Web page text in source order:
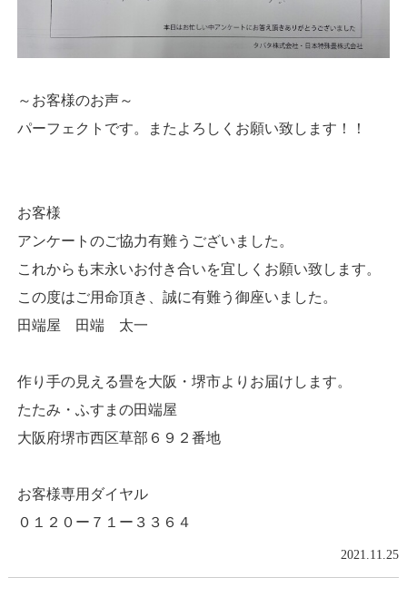
～お客様のお声～
パーフェクトです。またよろしくお願い致します！！
お客様
アンケートのご協力有難うございました。
これからも末永いお付き合いを宜しくお願い致します。
この度はご用命頂き、誠に有難う御座いました。
田端屋 田端 太一
作り手の見える畳を大阪・堺市よりお届けします。
たたみ・ふすまの田端屋
大阪府堺市西区草部６９２番地
お客様専用ダイヤル
０１２０ー７１ー３３６４
2021.11.25